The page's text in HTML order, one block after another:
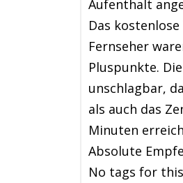
Aufenthalt
Das
Fernseher
Pluspunkte.
unschlagbar,
als auch das
Minuten
Absolute
No tags for